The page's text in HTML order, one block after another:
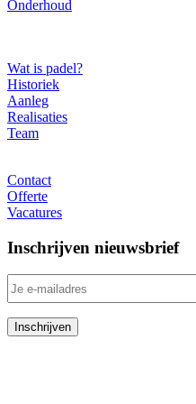
Onderhoud
Wat is padel?
Historiek
Aanleg
Realisaties
Team
Contact
Offerte
Vacatures
Inschrijven nieuwsbrief